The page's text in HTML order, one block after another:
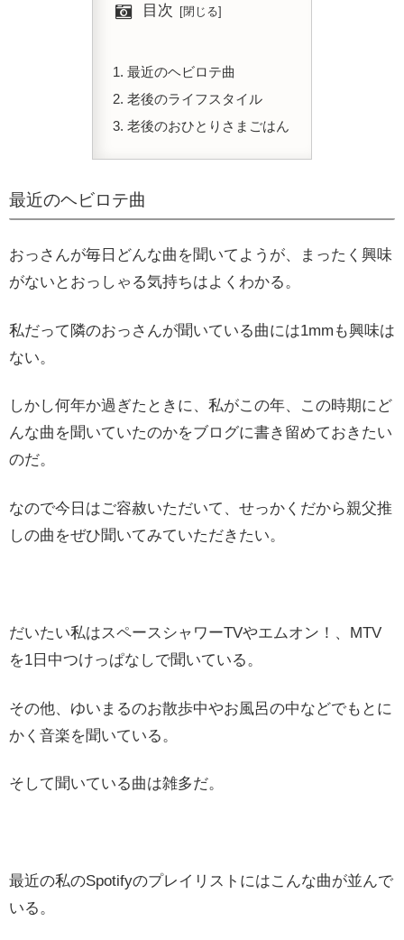
目次
最近のヘビロテ曲
老後のライフスタイル
老後のおひとりさまごはん
最近のヘビロテ曲
おっさんが毎日どんな曲を聞いてようが、まったく興味
がないとおっしゃる気持ちはよくわかる。
私だって隣のおっさんが聞いている曲には1mmも興味は
ない。
しかし何年か過ぎたときに、私がこの年、この時期にど
んな曲を聞いていたのかをブログに書き留めておきたい
のだ。
なので今日はご容赦いただいて、せっかくだから親父推
しの曲をぜひ聞いてみていただきたい。
だいたい私はスペースシャワーTVやエムオン！、MTV
を1日中つけっぱなしで聞いている。
その他、ゆいまるのお散歩中やお風呂の中などでもとに
かく音楽を聞いている。
そして聞いている曲は雑多だ。
最近の私のSpotifyのプレイリストにはこんな曲が並んで
いる。